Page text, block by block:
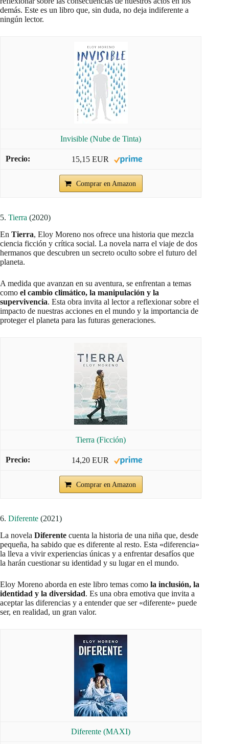
demás. Este es un libro que, sin duda, no deja indiferente a
ningún lector.
Invisible (Nube de Tinta)
15,15 EUR
Comprar en Amazon
5. Tierra (2020)
En Tierra, Eloy Moreno nos ofrece una historia que mezcla
ciencia ficción y crítica social. La novela narra el viaje de dos
hermanos que descubren un secreto oculto sobre el futuro del
planeta.
A medida que avanzan en su aventura, se enfrentan a temas
como el cambio climático, la manipulación y la
supervivencia. Esta obra invita al lector a reflexionar sobre el
impacto de nuestras acciones en el mundo y la importancia de
proteger el planeta para las futuras generaciones.
Tierra (Ficción)
14,20 EUR
Comprar en Amazon
6. Diferente (2021)
La novela Diferente cuenta la historia de una niña que, desde
pequeña, ha sabido que es diferente al resto. Esta «diferencia»
la lleva a vivir experiencias únicas y a enfrentar desafíos que
la harán cuestionar su identidad y su lugar en el mundo.
Eloy Moreno aborda en este libro temas como la inclusión, la
identidad y la diversidad. Es una obra emotiva que invita a
aceptar las diferencias y a entender que ser «diferente» puede
ser, en realidad, un gran valor.
Diferente (MAXI)